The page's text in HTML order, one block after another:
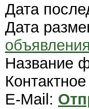
Дата
Дата
Название
E-Mail: